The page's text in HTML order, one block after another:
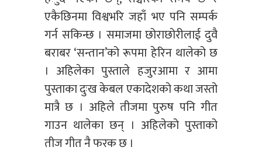
एकैछिनमा विश्वभरि जहाँ भए पनि सम्पर्क
गर्न सकिन्छ । समाजमा छोराछोरीलाई दुवै
बराबर ‘सन्तान’को रूपमा हेरिन थालेको छ
। अहिलेका पुस्ताले हजुरआमा र आमा
पुस्ताका दुःख केबल एकादेशको कथा जस्तो
मात्रै छ । अहिले तीजमा पुरुष पनि गीत
गाउन थालेका छन् । अहिलेको पुस्ताको
तीज गीत नै फरक छ ।